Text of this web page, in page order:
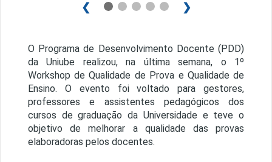
❮ ❯
O Programa de Desenvolvimento Docente (PDD)
da Uniube realizou, na última semana, o 1º
Workshop de Qualidade de Prova e Qualidade de
Ensino. O evento foi voltado para gestores,
professores e assistentes pedagógicos dos
cursos de graduação da Universidade e teve o
objetivo de melhorar a qualidade das provas
elaboradoras pelos docentes.